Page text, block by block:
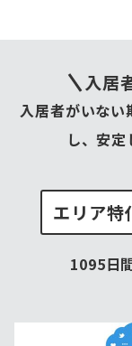
入居
入居者がいない
し、安定
エリア特
1095日